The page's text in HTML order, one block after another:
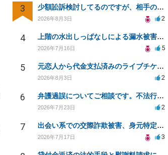
3 少額訟訴検討してるのですが、相手の住所がわからない
2026年8月3日 2
4 上階の水出しっぱなしによる漏水被害、130万円の回収方法を相談したい
2026年7月16日 5
5 元恋人から代金支払済みのライブチケットを回収したい。
2026年8月3日 2
6 弁護過誤についてご相談です。不法行為の遅延損害金起算日について。
2026年7月23日 2
7 出会い系での交際詐欺被害、身元特定と返金請求の方法は？
2026年7月17日 3